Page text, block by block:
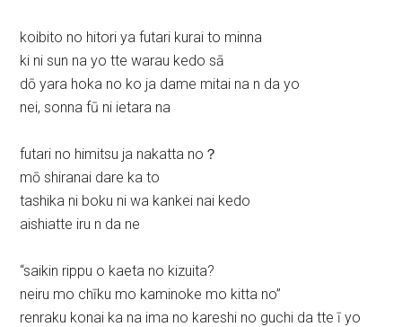
koibito no hitori ya futari kurai to minna
ki ni sun na yo tte warau kedo sā
dō yara hoka no ko ja dame mitai na n da yo
nei, sonna fū ni ietara na
futari no himitsu ja nakatta no？
mō shiranai dare ka to
tashika ni boku ni wa kankei nai kedo
aishiatte iru n da ne
“saikin rippu o kaeta no kizuita?
neiru mo chīku mo kaminoke mo kitta no”
renraku konai ka na ima no kareshi no guchi da tte ī yo